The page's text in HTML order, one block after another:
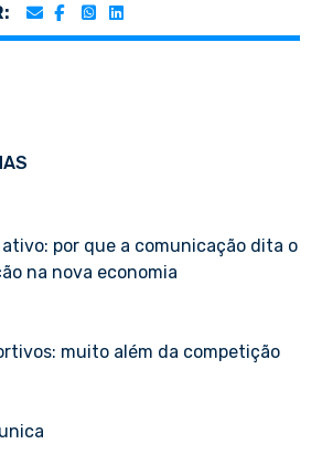
por que a comunicação dita o
na nova economia
muito além da competição